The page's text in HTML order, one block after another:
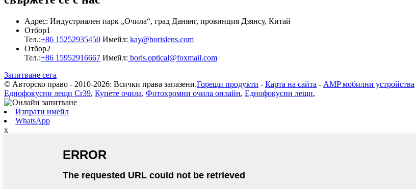
Адрес: Индустриален парк „Очила“, град Данянг, провинция Дзянсу, Китай
Отбор1
Тел.:+86 15252935450 Имейл: kay@borislens.com
Отбор2
Тел.:+86 15952916667 Имейл: boris.optical@foxmail.com
Запитване сега
© Авторско право - 2010-2026: Всички права запазени.Горещи продукти - Карта на сайта - AMP мобилни устройства
Еднофокусни лещи Cr39, Купете очила, Фотохромни очила онлайн, Еднофокусни лещи,
Изпрати имейл
WhatsApp
x